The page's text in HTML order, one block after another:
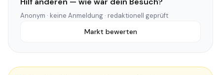
Anonym · keine Anmeldung · redaktionell geprüft
Markt bewerten